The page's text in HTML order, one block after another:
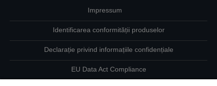
Impressum
Identificarea conformității produselor
Declarație privind informațiile confidențiale
EU Data Act Compliance